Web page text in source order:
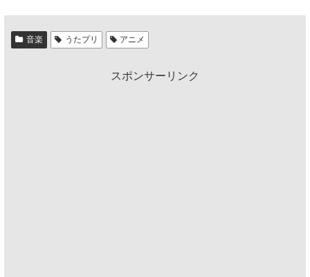
音楽 うたプリ アニメ
スポンサーリンク